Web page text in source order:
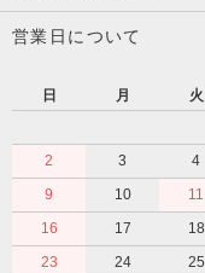
営業日について
日
月 火
2
3 4
9
10 11
16
17 18
23
24 25